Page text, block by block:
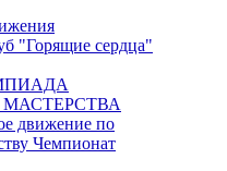
"Горящие сердца"
движение по
Чемпионат